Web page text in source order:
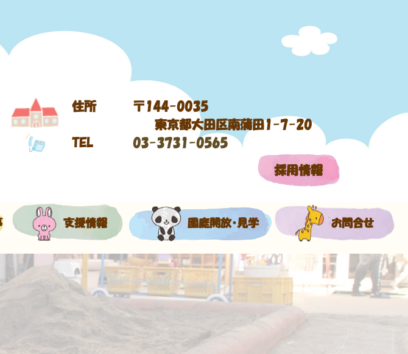
住所
〒144-0035
東京都大田区南蒲田1-7-20
TEL
03-3731-0565
採用情報
支援情報 園庭開放・見学 お問合せ